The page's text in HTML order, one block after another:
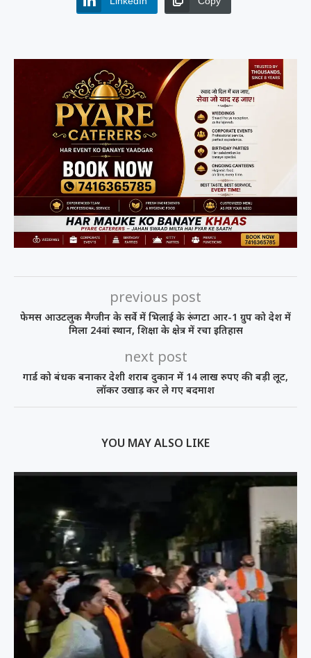
previous post
फेमस आउटलुक मैग्जीन के सर्वे में भिलाई के रूंगटा आर-1 ग्रुप को देश में
मिला 24वां स्थान, शिक्षा के क्षेत्र में रचा इतिहास
next post
गार्ड को बंधक बनाकर देशी शराब दुकान में 14 लाख रुपए की बड़ी लूट,
लॉकर उखाड़ कर ले गए बदमाश
YOU MAY ALSO LIKE